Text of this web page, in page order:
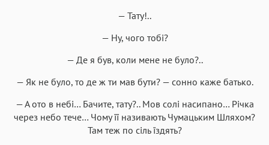
— Тату!..
— Ну, чого тобі?
— Де я був, коли мене не було?..
— Як не було, то де ж ти мав бути? — сонно каже батько.
— А ото в небі… Бачите, тату?.. Мов солі насипано… Річка
через небо тече… Чому її називають Чумацьким Шляхом?
Там теж по сіль їздять?